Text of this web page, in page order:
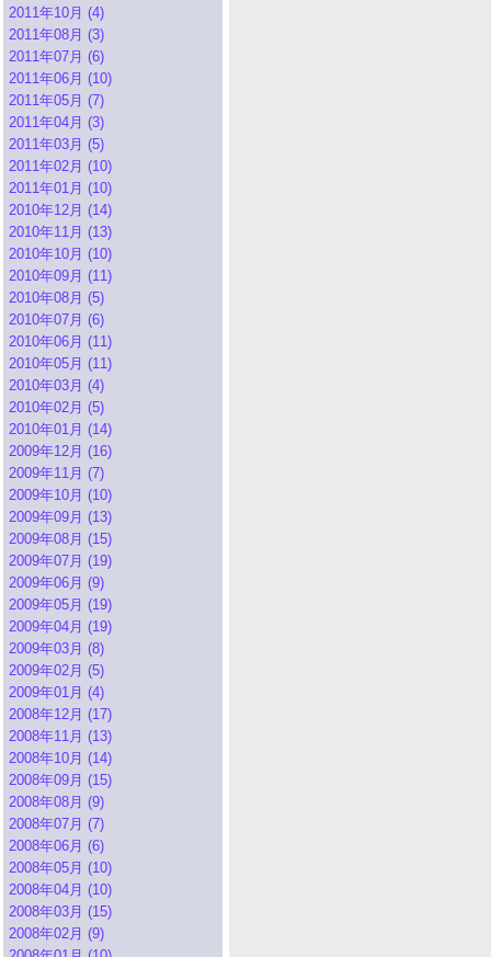
2011年10月 (4)
2011年08月 (3)
2011年07月 (6)
2011年06月 (10)
2011年05月 (7)
2011年04月 (3)
2011年03月 (5)
2011年02月 (10)
2011年01月 (10)
2010年12月 (14)
2010年11月 (13)
2010年10月 (10)
2010年09月 (11)
2010年08月 (5)
2010年07月 (6)
2010年06月 (11)
2010年05月 (11)
2010年03月 (4)
2010年02月 (5)
2010年01月 (14)
2009年12月 (16)
2009年11月 (7)
2009年10月 (10)
2009年09月 (13)
2009年08月 (15)
2009年07月 (19)
2009年06月 (9)
2009年05月 (19)
2009年04月 (19)
2009年03月 (8)
2009年02月 (5)
2009年01月 (4)
2008年12月 (17)
2008年11月 (13)
2008年10月 (14)
2008年09月 (15)
2008年08月 (9)
2008年07月 (7)
2008年06月 (6)
2008年05月 (10)
2008年04月 (10)
2008年03月 (15)
2008年02月 (9)